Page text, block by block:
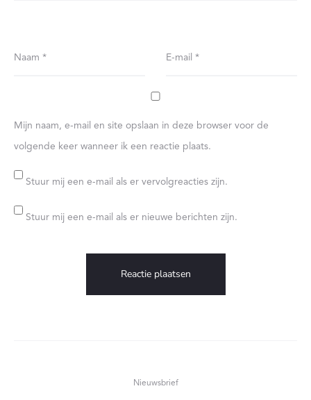
Naam * E-mail *
Mijn naam, e-mail en site opslaan in deze browser voor de
volgende keer wanneer ik een reactie plaats.
Stuur mij een e-mail als er vervolgreacties zijn.
Stuur mij een e-mail als er nieuwe berichten zijn.
Nieuwsbrief